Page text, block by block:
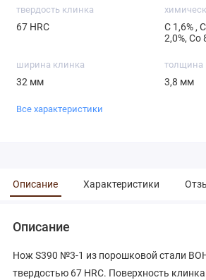
твердость клинка
67 HRC
С 1,6% ,
2,0%, Co
ширина клинка
32 мм
толщина
3,8 мм
Все характеристики
Описание Характеристики
Описание
Нож S390 №3-1 из порошковой стали
твердостью 67 HRC. Поверхность